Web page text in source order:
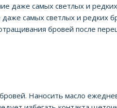
даже самых светлых и
самых светлых и редких
бровей после
Наносить масло